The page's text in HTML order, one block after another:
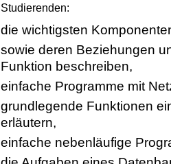
Studierenden:
die wichtigsten
sowie deren Beziehungen
Funktion beschreiben,
einfache Programme mit
grundlegende Funktionen
erläutern,
einfache nebenläufige